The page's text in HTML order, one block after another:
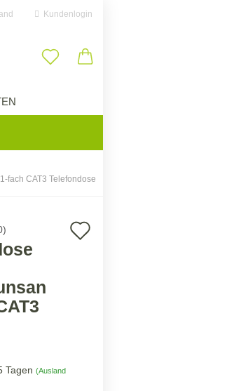
Kundenlogin
fach CAT3 Telefondose
)
Tagen (Ausland